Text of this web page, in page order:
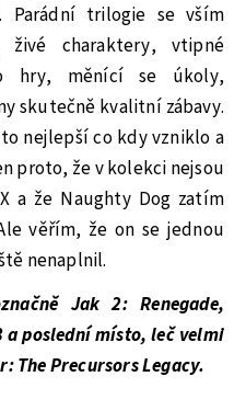
Parádní trilogie se vším
charaktery, vtipné
hry, měnící se úkoly,
skutečně kvalitní zábavy.
nejlepší co kdy vzniklo a
proto, že v kolekci nejsou
a že Naughty Dog zatím
věřím, že on se jednou
nenaplnil.
Jak 2: Renegade,
poslední místo, leč velmi
The Precursors Legacy.